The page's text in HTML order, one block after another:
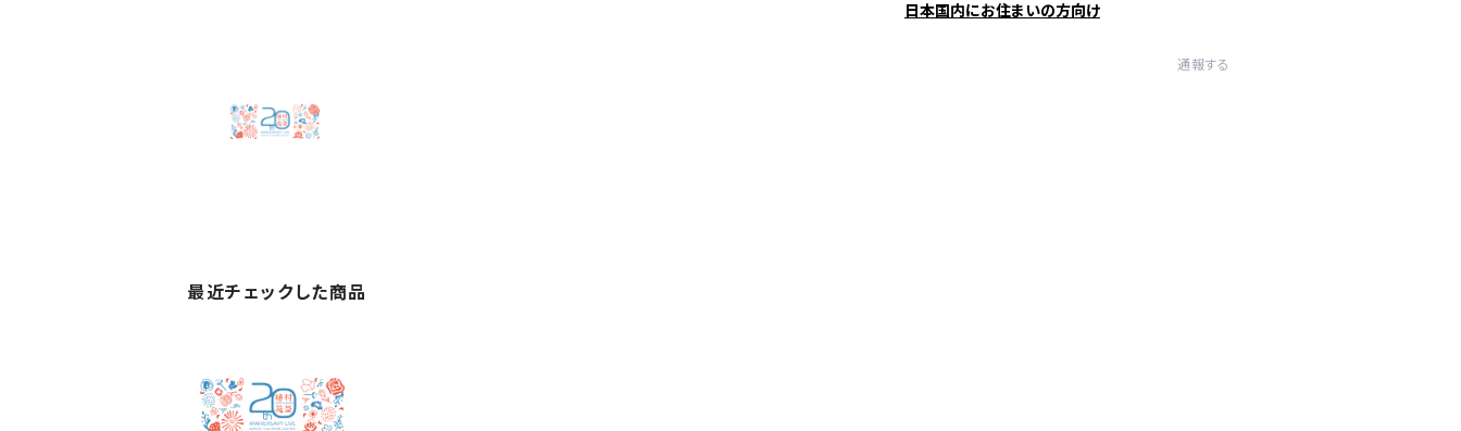
日本国内にお住まいの方向け
通報する
最近チェックした商品